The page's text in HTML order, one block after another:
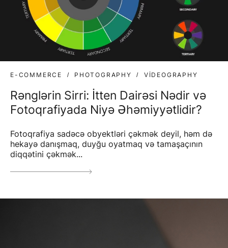
E-COMMERCE PHOTOGRAPHY VIDEOGRAPHY
Rənglərin Sirri: İtten Dairəsi Nədir və
Fotoqrafiyada Niyə Əhəmiyyətlidir?
Fotoqrafiya sadəcə obyektləri çəkmək deyil, həm də
hekayə danışmaq, duyğu oyatmaq və tamaşaçının
diqqətini çəkmək...